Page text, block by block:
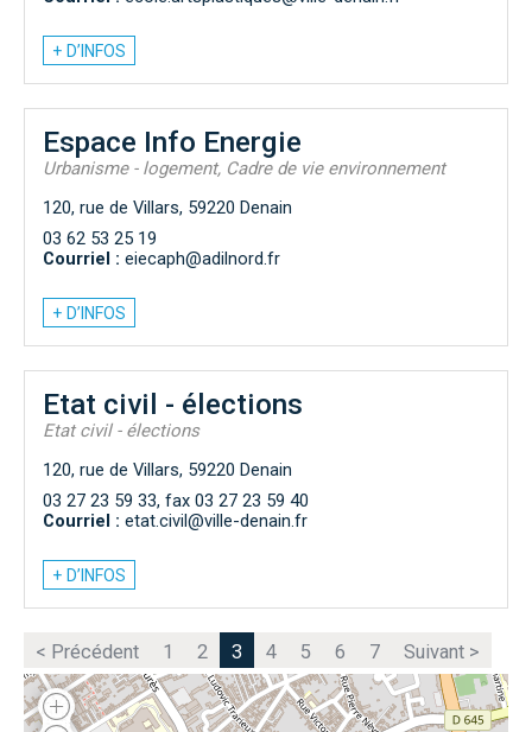
+ D’INFOS
Espace Info Energie
Urbanisme - logement, Cadre de vie environnement
120, rue de Villars, 59220 Denain
03 62 53 25 19
Courriel : eiecaph@adilnord.fr
+ D’INFOS
Etat civil - élections
Etat civil - élections
120, rue de Villars, 59220 Denain
03 27 23 59 33, fax 03 27 23 59 40
Courriel : etat.civil@ville-denain.fr
+ D’INFOS
< Précédent 1 2 3 4 5 6 7 Suivant >